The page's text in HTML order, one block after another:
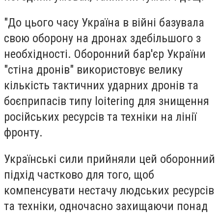
"До цього часу Україна в війні базувала
свою оборону на дронах здебільшого з
необхідності. Оборонний бар'єр України
"стіна дронів" використовує велику
кількість тактичних ударних дронів та
боєприпасів типу loitering для знищення
російських ресурсів та техніки на лінії
фронту.
Українські сили прийняли цей оборонний
підхід частково для того, щоб
компенсувати нестачу людських ресурсів
та техніки, одночасно захищаючи понад